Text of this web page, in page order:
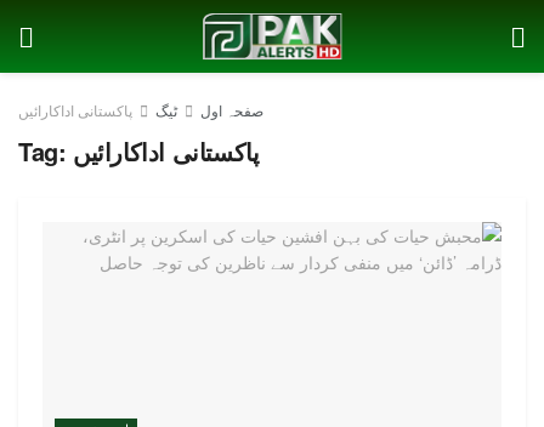
صفحہ اول ٹیگ پاکستانی اداکارائیں
Tag: پاکستانی اداکارائیں